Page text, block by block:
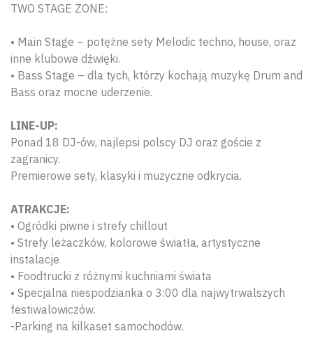
TWO STAGE ZONE:
• Main Stage – potężne sety Melodic techno, house, oraz
inne klubowe dźwięki.
• Bass Stage – dla tych, którzy kochają muzykę Drum and
Bass oraz mocne uderzenie.
LINE-UP:
Ponad 18 DJ-ów, najlepsi polscy DJ oraz goście z
zagranicy.
Premierowe sety, klasyki i muzyczne odkrycia.
ATRAKCJE:
• Ogródki piwne i strefy chillout
• Strefy leżaczków, kolorowe światła, artystyczne
instalacje
• Foodtrucki z różnymi kuchniami świata
• Specjalna niespodzianka o 3:00 dla najwytrwalszych
festiwalowiczów.
-Parking na kilkaset samochodów.